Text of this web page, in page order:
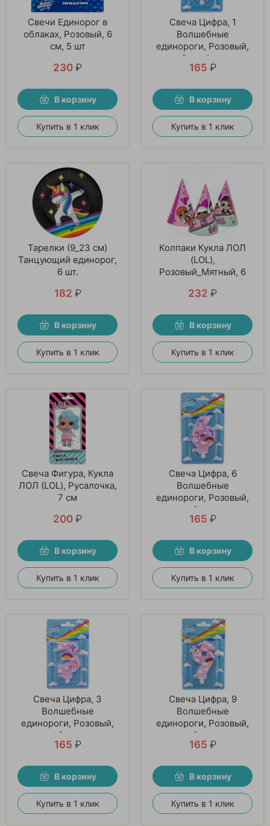
Свечи Единорог в
облаках, Розовый, 6
см, 5 шт
230 ₽
В корзину
Купить в 1 клик
Свеча Цифра, 1
Волшебные
единороги, Розовый,
9 см, 1 шт
165 ₽
В корзину
Купить в 1 клик
Тарелки (9_23 см)
Танцующий единорог,
6 шт.
182 ₽
В корзину
Купить в 1 клик
Колпаки Кукла ЛОЛ
(LOL),
Розовый_Мятный, 6
232 ₽
В корзину
Купить в 1 клик
Свеча Фигура, Кукла
ЛОЛ (LOL), Русалочка,
7 см
200 ₽
В корзину
Купить в 1 клик
Свеча Цифра, 6
Волшебные
единороги, Розовый,
9 см
165 ₽
В корзину
Купить в 1 клик
Свеча Цифра, 3
Волшебные
единороги, Розовый,
9 см
165 ₽
В корзину
Купить в 1 клик
Свеча Цифра, 9
Волшебные
единороги, Розовый,
9 см
165 ₽
В корзину
Купить в 1 клик